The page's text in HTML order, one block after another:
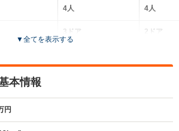
全高
4人
3ドア
全高
4人
2ドア
全高
▼全てを表示する
本情報
円